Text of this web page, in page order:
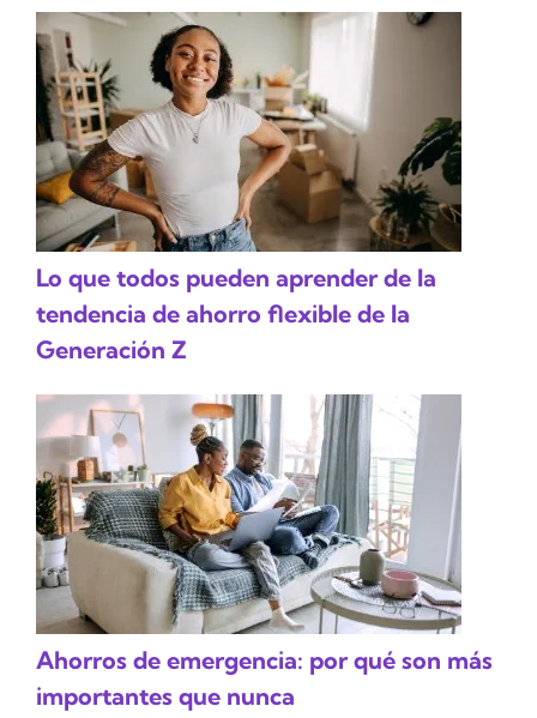
Lo que todos pueden aprender de la
tendencia de ahorro flexible de la
Generación Z
Ahorros de emergencia: por qué son más
importantes que nunca